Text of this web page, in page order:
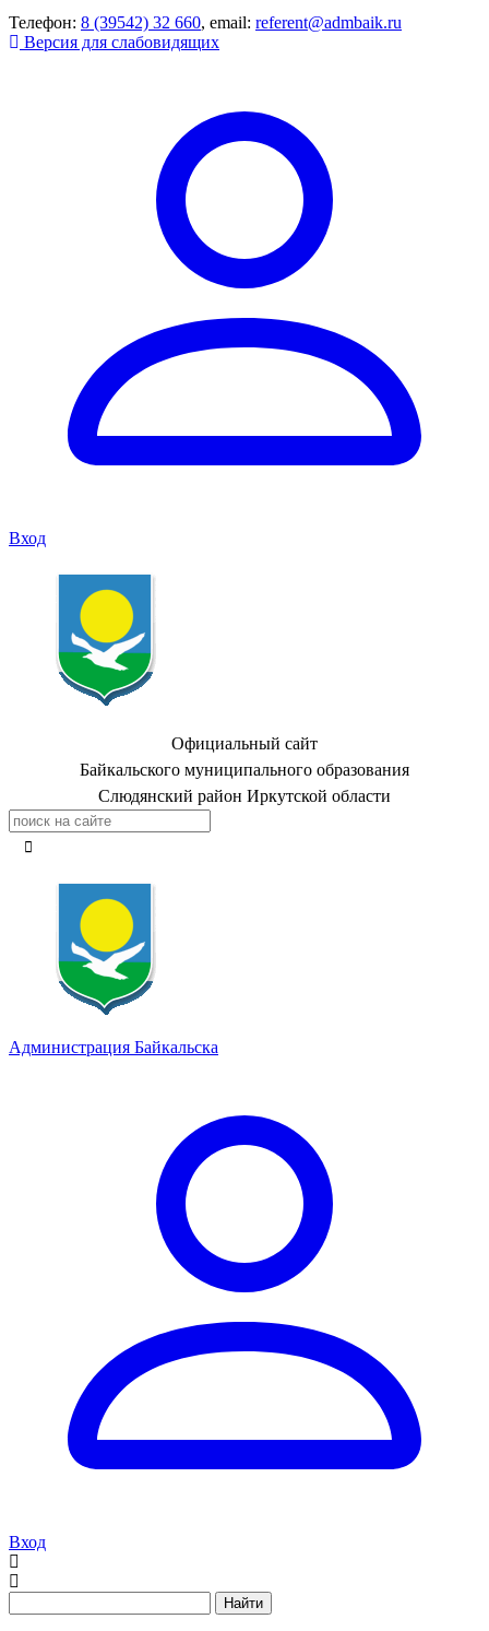
Телефон: 8 (39542) 32 660, email: referent@admbaik.ru
Версия для слабовидящих
Вход
Официальный сайт
Байкальского муниципального образования
Слюдянский район Иркутской области
Администрация Байкальска
Вход
Найти